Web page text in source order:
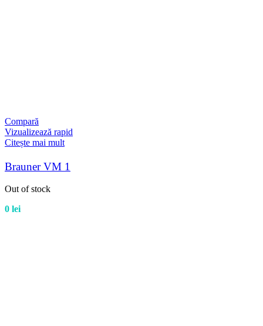
Compară
Vizualizează rapid
Citește mai mult
Brauner VM 1
Out of stock
0 lei